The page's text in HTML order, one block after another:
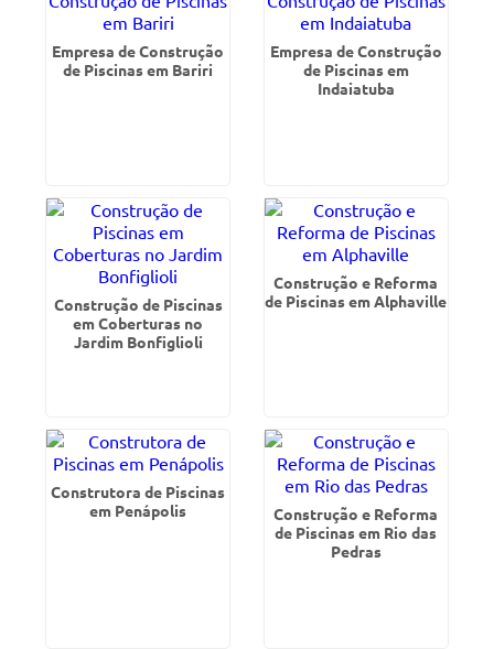
Empresa de Construção
de Piscinas em Bariri
Empresa de Construção
de Piscinas em
Indaiatuba
Construção de Piscinas
em Coberturas no
Jardim Bonfiglioli
Construção e Reforma
de Piscinas em Alphaville
Construtora de Piscinas
em Penápolis
Construção e Reforma
de Piscinas em Rio das
Pedras